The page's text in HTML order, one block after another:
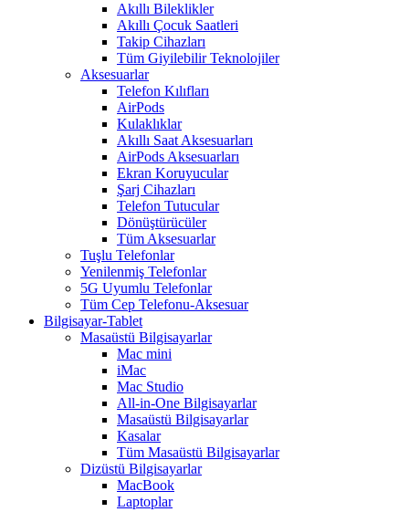
Akıllı Bileklikler
Akıllı Çocuk Saatleri
Takip Cihazları
Tüm Giyilebilir Teknolojiler
Aksesuarlar
Telefon Kılıfları
AirPods
Kulaklıklar
Akıllı Saat Aksesuarları
AirPods Aksesuarları
Ekran Koruyucular
Şarj Cihazları
Telefon Tutucular
Dönüştürücüler
Tüm Aksesuarlar
Tuşlu Telefonlar
Yenilenmiş Telefonlar
5G Uyumlu Telefonlar
Tüm Cep Telefonu-Aksesuar
Bilgisayar-Tablet
Masaüstü Bilgisayarlar
Mac mini
iMac
Mac Studio
All-in-One Bilgisayarlar
Masaüstü Bilgisayarlar
Kasalar
Tüm Masaüstü Bilgisayarlar
Dizüstü Bilgisayarlar
MacBook
Laptoplar